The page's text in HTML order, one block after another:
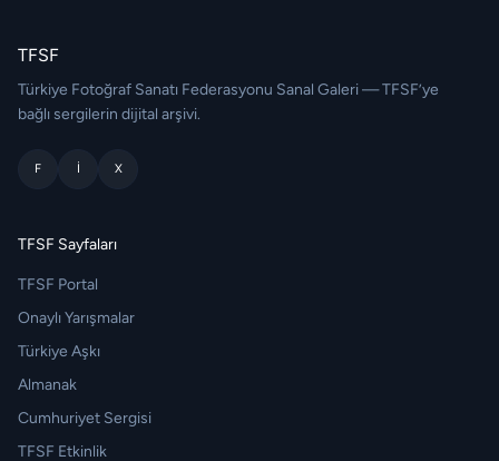
TFSF
Türkiye Fotoğraf Sanatı Federasyonu Sanal Galeri — TFSF’ye
bağlı sergilerin dijital arşivi.
F I X
TFSF Sayfaları
TFSF Portal
Onaylı Yarışmalar
Türkiye Aşkı
Almanak
Cumhuriyet Sergisi
TFSF Etkinlik